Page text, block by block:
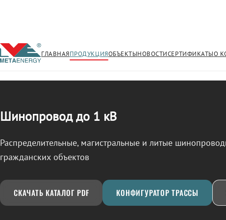
ГЛАВНАЯПРОДУКЦИЯОБЪЕКТЫНОВОСТИСЕРТИФИКАТЫО
← Продукция/ШИНОПРОВОД
Шинопровод до 1 кВ
Распределительные, магистральные и литые
гражданских объектов
СКАЧАТЬ КАТАЛОГ PDF КОНФИГУРАТОР ТРАССЫ